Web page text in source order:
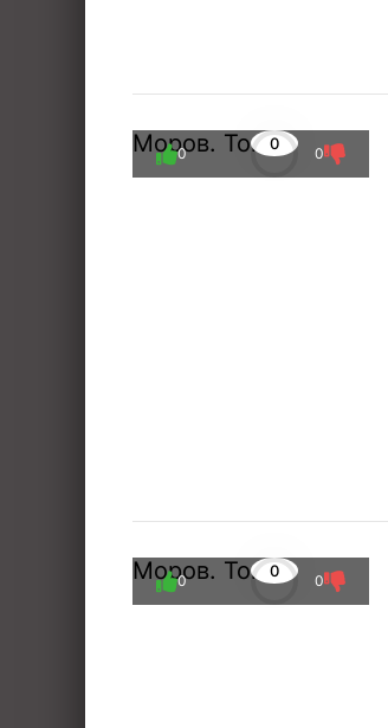
Моров. Том 4
0
0 0
Моров. Том 3
0
0 0